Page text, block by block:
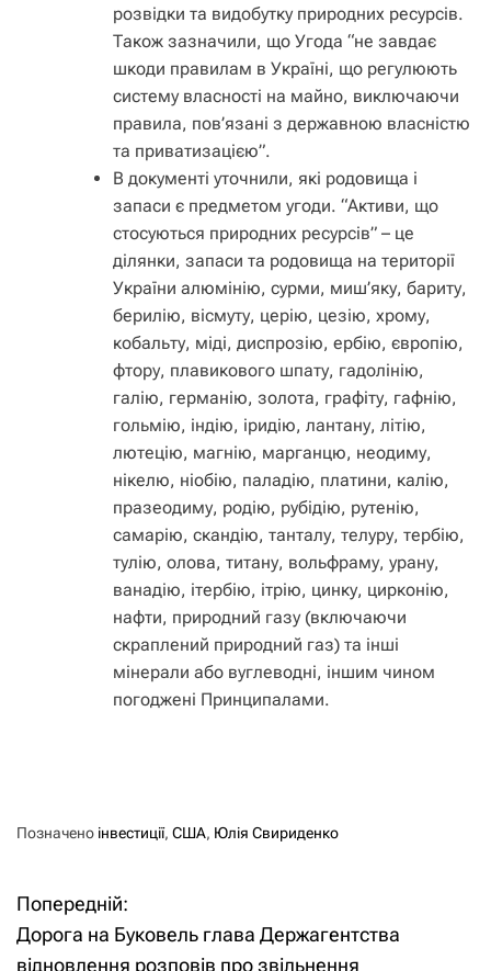
розвідки та видобутку природних ресурсів.
Також зазначили, що Угода “не завдає
шкоди правилам в Україні, що регулюють
систему власності на майно, виключаючи
правила, пов’язані з державною власністю
та приватизацією”.
В документі уточнили, які родовища і
запаси є предметом угоди. “Активи, що
стосуються природних ресурсів” – це
ділянки, запаси та родовища на території
України алюмінію, сурми, миш’яку, бариту,
берилію, вісмуту, церію, цезію, хрому,
кобальту, міді, диспрозію, ербію, європію,
фтору, плавикового шпату, гадолінію,
галію, германію, золота, графіту, гафнію,
гольмію, індію, іридію, лантану, літію,
лютецію, магнію, марганцю, неодиму,
нікелю, ніобію, паладію, платини, калію,
празеодиму, родію, рубідію, рутенію,
самарію, скандію, танталу, телуру, тербію,
тулію, олова, титану, вольфраму, урану,
ванадію, ітербію, ітрію, цинку, цирконію,
нафти, природний газу (включаючи
скраплений природний газ) та інші
мінерали або вуглеводні, іншим чином
погоджені Принципалами.
Позначено інвестиції, США, Юлія Свириденко
Н
а
Попередній:
Дорога на Буковель глава Держагентства
відновлення розповів про звільнення